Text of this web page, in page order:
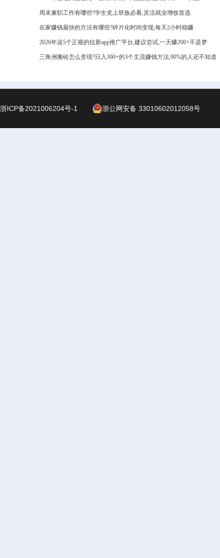
周末兼职工作有哪些?学生党上班族必看,灵活就业增收首选
在家赚钱最快的方法有哪些?碎片化时间变现,每天2小时稳赚
2026年这5个正规的拉新app推广平台,建议尝试,一天赚200+不是梦
三角洲搬砖怎么变现?日入300+的3个主流赚钱方法,90%的人还不知道
浙ICP备2021006204号-1 浙公网安备 33010602012058号